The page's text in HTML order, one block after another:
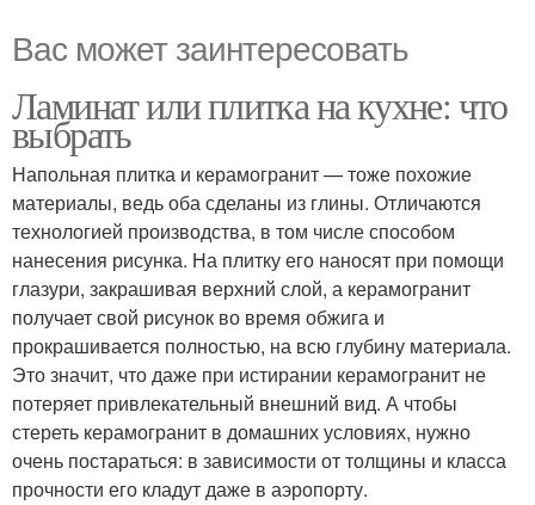
Вас может заинтересовать
Ламинат или плитка на кухне: что
выбрать
Напольная плитка и керамогранит — тоже похожие
материалы, ведь оба сделаны из глины. Отличаются
технологией производства, в том числе способом
нанесения рисунка. На плитку его наносят при помощи
глазури, закрашивая верхний слой, а керамогранит
получает свой рисунок во время обжига и
прокрашивается полностью, на всю глубину материала.
Это значит, что даже при истирании керамогранит не
потеряет привлекательный внешний вид. А чтобы
стереть керамогранит в домашних условиях, нужно
очень постараться: в зависимости от толщины и класса
прочности его кладут даже в аэропорту.